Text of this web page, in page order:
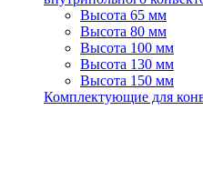
Высота 65 мм
Высота 80 мм
Высота 100 мм
Высота 130 мм
Высота 150 мм
Комплектующие для